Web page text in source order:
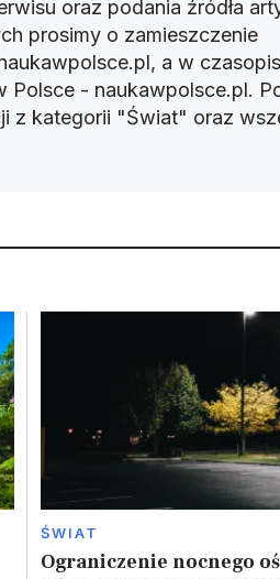
oraz podania źródła
prosimy o zamieszczenie
a w
Polsce - naukawpolsce.pl.
z kategorii "Świat" oraz
ŚWIAT
Ograniczenie nocnego